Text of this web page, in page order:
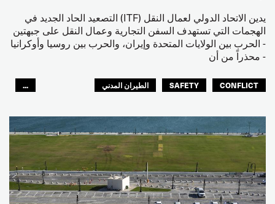
يدين الاتحاد الدولي لعمال النقل (ITF) التصعيد الحاد الجديد في
الهجمات التي تستهدف السفن التجارية وعمال النقل على جبهتين
- الحرب بين الولايات المتحدة وإيران، والحرب بين روسيا وأوكرانيا
- محذراً من أن
CONFLICT
SAFETY
الطيران المدني
...